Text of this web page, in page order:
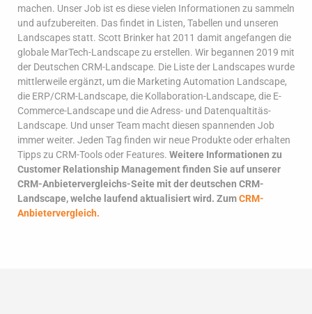
machen. Unser Job ist es diese vielen Informationen zu sammeln
und aufzubereiten. Das findet in Listen, Tabellen und unseren
Landscapes statt. Scott Brinker hat 2011 damit angefangen die
globale MarTech-Landscape zu erstellen. Wir begannen 2019 mit
der Deutschen CRM-Landscape. Die Liste der Landscapes wurde
mittlerweile ergänzt, um die Marketing Automation Landscape,
die ERP/CRM-Landscape, die Kollaboration-Landscape, die E-
Commerce-Landscape und die Adress- und Datenqualtitäs-
Landscape. Und unser Team macht diesen spannenden Job
immer weiter. Jeden Tag finden wir neue Produkte oder erhalten
Tipps zu CRM-Tools oder Features. Weitere Informationen zu
Customer Relationship Management finden Sie auf unserer
CRM-Anbietervergleichs-Seite mit der deutschen CRM-
Landscape, welche laufend aktualisiert wird. ZumCRM-
Anbietervergleich.